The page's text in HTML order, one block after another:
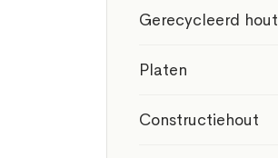
Gerecycleerd hout
Platen
Constructiehout